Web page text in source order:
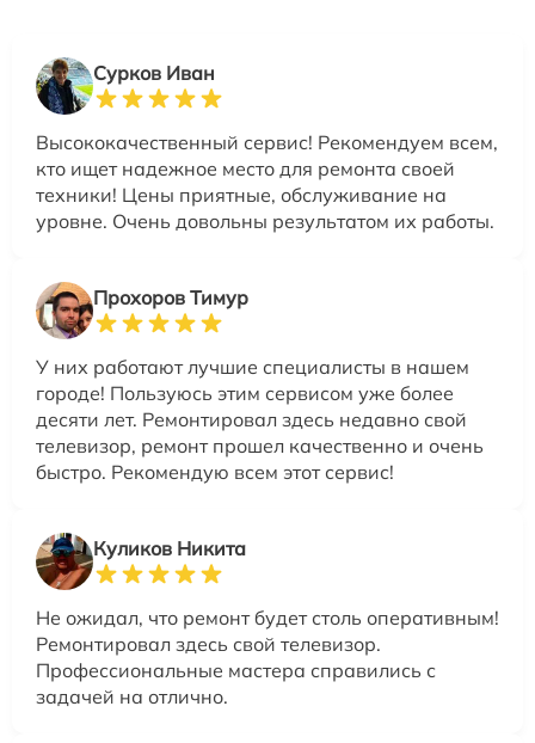
Сурков Иван
Высококачественный сервис! Рекомендуем всем,
кто ищет надежное место для ремонта своей
техники! Цены приятные, обслуживание на
уровне. Очень довольны результатом их работы.
Прохоров Тимур
У них работают лучшие специалисты в нашем
городе! Пользуюсь этим сервисом уже более
десяти лет. Ремонтировал здесь недавно свой
телевизор, ремонт прошел качественно и очень
быстро. Рекомендую всем этот сервис!
Куликов Никита
Не ожидал, что ремонт будет столь оперативным!
Ремонтировал здесь свой телевизор.
Профессиональные мастера справились с
задачей на отлично.